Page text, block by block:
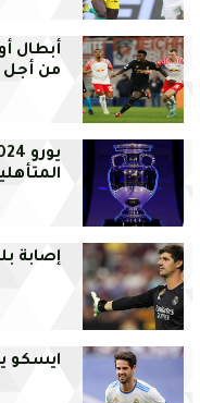
أبطال
من أجل
إصابة
ايسكو